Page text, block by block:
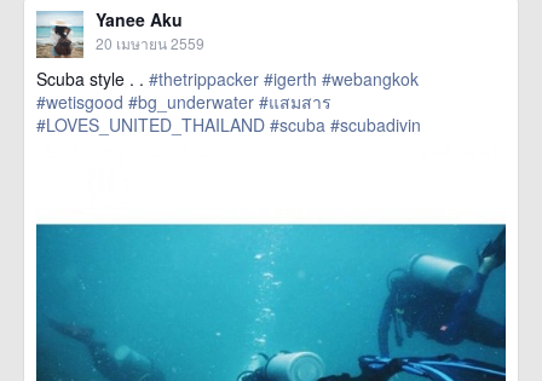
Yanee Aku
20 เมษายน 2559
Scuba style . . #thetrippacker #igerth #webangkok
#wetisgood #bg_underwater #แสมสาร
#LOVES_UNITED_THAILAND #scuba #scubadivin